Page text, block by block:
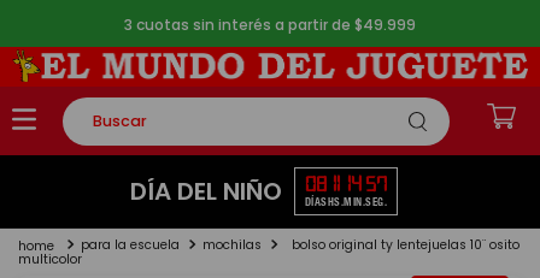
3 cuotas sin interés a partir de $49.999
Buscar
TÉRMINOS MÁS BUSCADOS
2.
lego
DÍA DEL NIÑO 08
DÍAS
11
HS.
14
MIN.
57
SEG.
para la escuela mochilas bolso original ty lentejuelas 10¨ osito
multicolor